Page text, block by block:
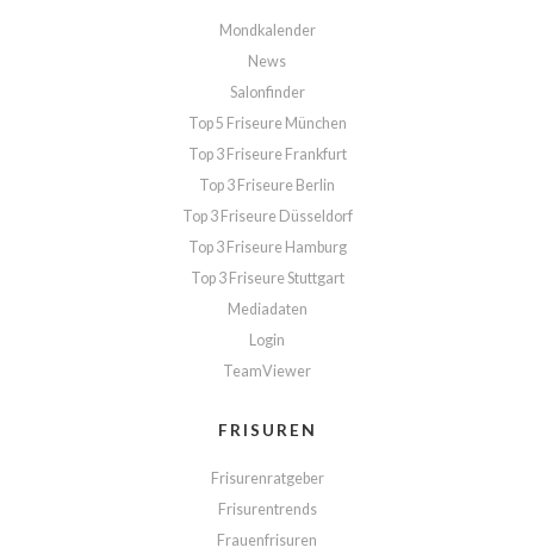
Mondkalender
News
Salonfinder
Top 5 Friseure München
Top 3 Friseure Frankfurt
Top 3 Friseure Berlin
Top 3 Friseure Düsseldorf
Top 3 Friseure Hamburg
Top 3 Friseure Stuttgart
Mediadaten
Login
TeamViewer
FRISUREN
Frisurenratgeber
Frisurentrends
Frauenfrisuren